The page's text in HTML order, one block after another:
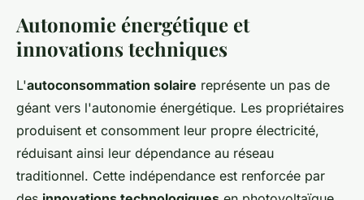
Autonomie énergétique et
innovations techniques
L'autoconsommation solaire représente un pas de
géant vers l'autonomie énergétique. Les propriétaires
produisent et consomment leur propre électricité,
réduisant ainsi leur dépendance au réseau
traditionnel. Cette indépendance est renforcée par